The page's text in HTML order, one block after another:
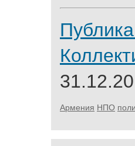
Армения НПО